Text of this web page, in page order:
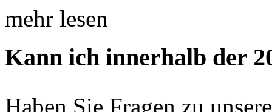
mehr lesen
Kann ich innerhalb der
Haben Sie Fragen zu